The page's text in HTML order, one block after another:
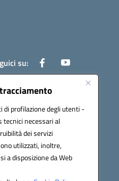
profilazione degli utenti -
tecnici necessari al
dei servizi
utilizzati, inoltre,
a disposizione da Web
su: